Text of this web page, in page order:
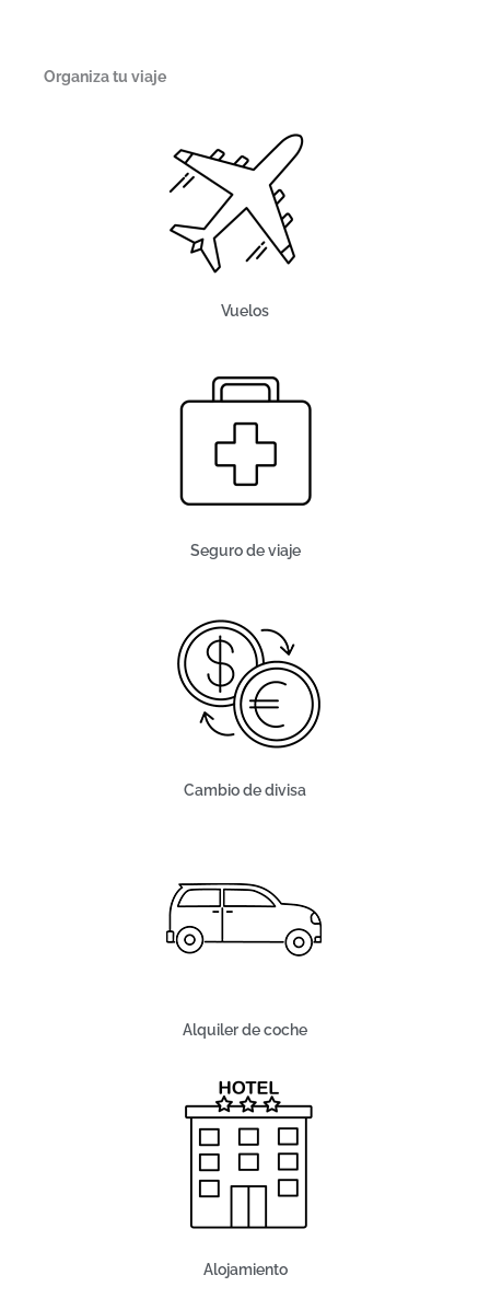
Organiza tu viaje
Vuelos
Seguro de viaje
Cambio de divisa
Alquiler de coche
Alojamiento